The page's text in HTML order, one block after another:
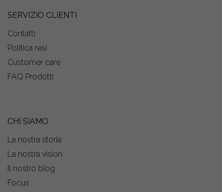
SERVIZIO CLIENTI
Contatti
Politica resi
Customer care
FAQ Prodotti
CHI SIAMO
La nostra storia
La nostra vision
Il nostro blog
Focus